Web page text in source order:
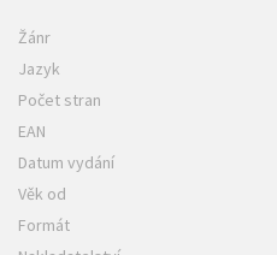
Žánr
Jazyk
Počet stran
EAN
Datum vydání
Věk od
Formát